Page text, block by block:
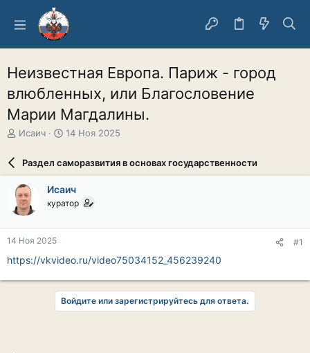
Неизвестная Европа. Париж - город
влюбленных, или Благословение
Марии Магдалины.
А
о
р
т
е
м
ы
Исаич
Д
а
а
ч
л
14 Ноя 2025
Раздел саморазвития в основах государственности
Исаич
куратор
14 Ноя 2025 #1
https://vkvideo.ru/video75034152_456239240
Войдите или зарегистрируйтесь для ответа.